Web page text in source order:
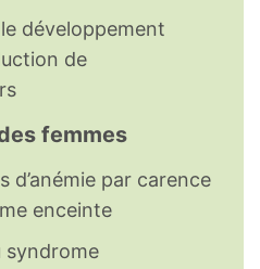
développement
de
femmes
d’anémie par carence
enceinte
syndrome